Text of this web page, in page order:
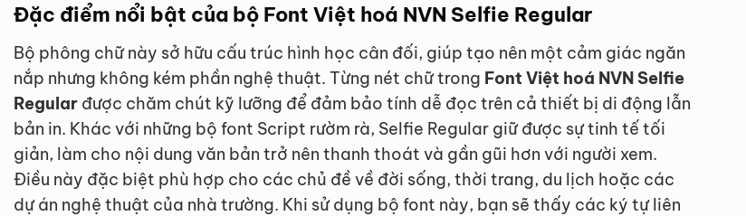
Đặc điểm nổi bật của bộ Font Việt hoá NVN Selfie Regular
Bộ phông chữ này sở hữu cấu trúc hình học cân đối, giúp tạo nên một cảm giác ngăn
nắp nhưng không kém phần nghệ thuật. Từng nét chữ trong Font Việt hoá NVN Selfie
Regular được chăm chút kỹ lưỡng để đảm bảo tính dễ đọc trên cả thiết bị di động lẫn
bản in. Khác với những bộ font Script rườm rà, Selfie Regular giữ được sự tinh tế tối
giản, làm cho nội dung văn bản trở nên thanh thoát và gần gũi hơn với người xem.
Điều này đặc biệt phù hợp cho các chủ đề về đời sống, thời trang, du lịch hoặc các
dự án nghệ thuật của nhà trường. Khi sử dụng bộ font này, bạn sẽ thấy các ký tự liên